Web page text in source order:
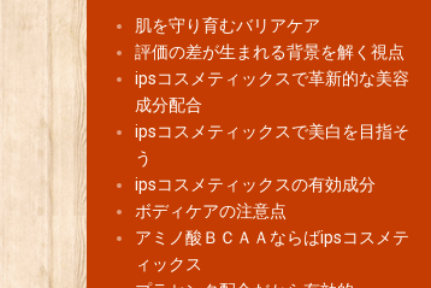
肌を守り育むバリアケア
評価の差が生まれる背景を解く視点
ipsコスメティックスで革新的な美容
成分配合
ipsコスメティックスで美白を目指そ
う
ipsコスメティックスの有効成分
ボディケアの注意点
アミノ酸ＢＣＡＡならばipsコスメテ
ィックス